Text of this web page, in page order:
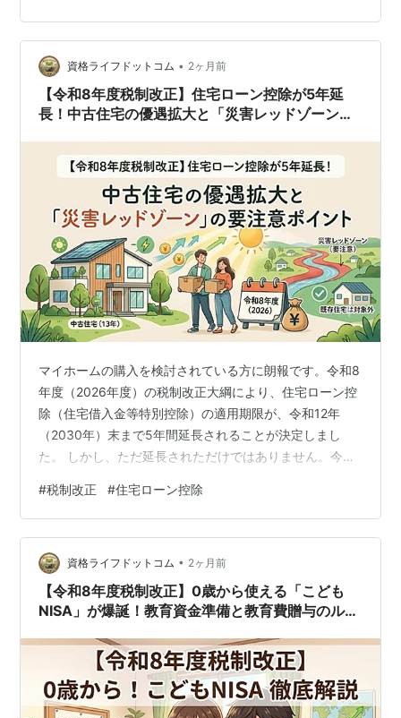
ンスが求められます。 また、海外通販（越境EC）や暗号
資産、不動産取引に関するルールの変更も含まれていま
す。 お客様の資金繰りや事業計画に直結する内容ですの
で、しっかりチェックしていきましょう！ インボイス制
度・経過措置の見直し インボイス制度開…
資格ライフドットコム • 2ヶ月前
【令和8年度税制改正】住宅ローン控除が5年延
長！中古住宅の優遇拡大と「災害レッドゾーン」
マイホームの購入を検討されている方に朗報です。令和8
年度（2026年度）の税制改正大綱により、住宅ローン控
除（住宅借入金等特別控除）の適用期限が、令和12年
（2030年）末まで5年間延長されることが決定しまし
た。 しかし、ただ延長されただけではありません。今回
の優遇が大きく手厚くなる一方で、災害リスクの高い地
域（災害レッドゾーン）に新築する場合は控除が受けら
れなくなるという、メリハリの効いたルール変更が行わ
れています。 これから住宅を購入・建築される方が絶対
に知っておくべき、住宅ローン控除の新しいルールを分
かりやすく解説します！ 新築住宅は令和…
#税制改正 #住宅ローン控除
資格ライフドットコム • 2ヶ月前
【令和8年度税制改正】0歳から使える「こども
NISA」が爆誕！教育資金準備と教育費贈与のルー